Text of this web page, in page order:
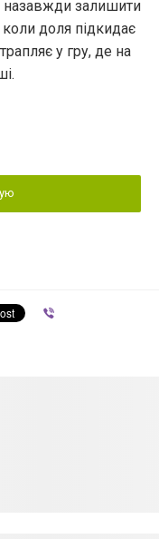
залишити
доля підкидає
у гру, де на